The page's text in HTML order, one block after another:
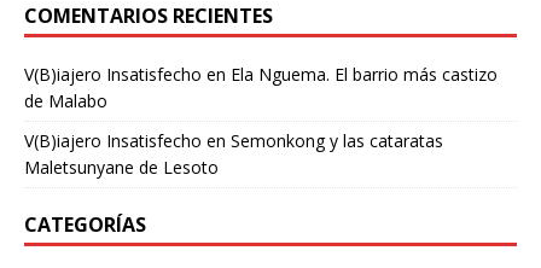
COMENTARIOS RECIENTES
V(B)iajero Insatisfecho en Ela Nguema. El barrio más castizo
de Malabo
V(B)iajero Insatisfecho en Semonkong y las cataratas
Maletsunyane de Lesoto
CATEGORÍAS